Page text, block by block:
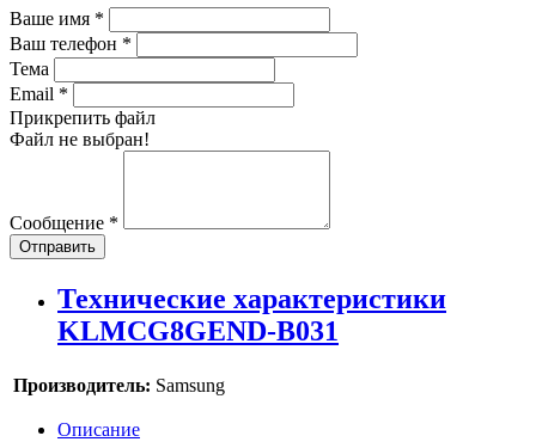
Ваше имя *
Ваш телефон *
Тема
Email *
Прикрепить файл
Файл не выбран!
Сообщение *
Отправить
Технические характеристики
KLMCG8GEND-B031
Производитель: Samsung
Описание